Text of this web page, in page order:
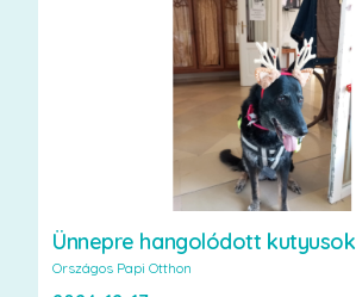
Ünnepre hangolódott kutyusok
Országos Papi Otthon